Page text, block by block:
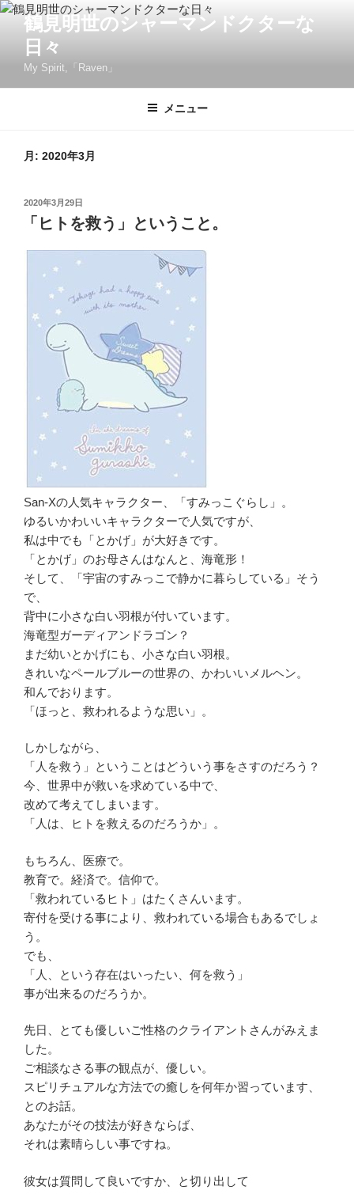
コ
ツ
鶴見明世のシャーマンドクターな
日々
My Spirit,「Raven」
メニュー
月: 2020年3月
投
稿
2020年3月29日
「ヒトを救う」ということ。
San-Xの人気キャラクター、「すみっこぐらし」。
ゆるいかわいいキャラクターで人気ですが、
私は中でも「とかげ」が大好きです。
「とかげ」のお母さんはなんと、海竜形！
そして、「宇宙のすみっこで静かに暮らしている」そう
で、
背中に小さな白い羽根が付いています。
海竜型ガーディアンドラゴン？
まだ幼いとかげにも、小さな白い羽根。
きれいなペールブルーの世界の、かわいいメルヘン。
和んでおります。
「ほっと、救われるような思い」。
しかしながら、
「人を救う」ということはどういう事をさすのだろう？
今、世界中が救いを求めている中で、
改めて考えてしまいます。
「人は、ヒトを救えるのだろうか」。
もちろん、医療で。
教育で。経済で。信仰で。
「救われているヒト」はたくさんいます。
寄付を受ける事により、救われている場合もあるでしょ
う。
でも、
「人、という存在はいったい、何を救う」
事が出来るのだろうか。
先日、とても優しいご性格のクライアントさんがみえま
した。
ご相談なさる事の観点が、優しい。
スピリチュアルな方法での癒しを何年か習っています、
とのお話。
あなたがその技法が好きならば、
それは素晴らしい事ですね。
彼女は質問して良いですか、と切り出して